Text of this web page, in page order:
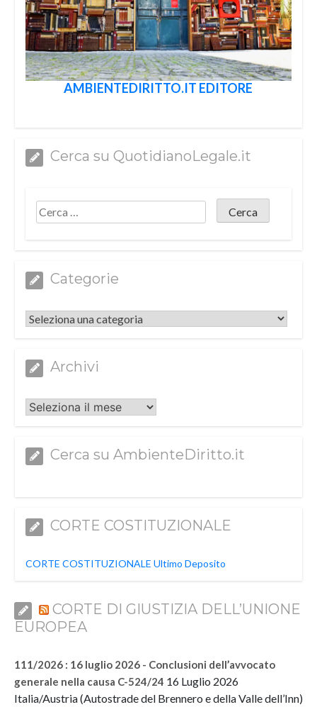
AMBIENTEDIRITTO.IT EDITORE
Cerca su QuotidianoLegale.it
Categorie
Categorie
Archivi
Archivi
Cerca su AmbienteDiritto.it
CORTE COSTITUZIONALE
CORTE COSTITUZIONALE Ultimo Deposito
CORTE DI GIUSTIZIA DELL’UNIONE
EUROPEA
111/2026 : 16 luglio 2026 - Conclusioni dell’avvocato
generale nella causa C-524/24 16 Luglio 2026
Italia/Austria (Autostrade del Brennero e della Valle dell’Inn)